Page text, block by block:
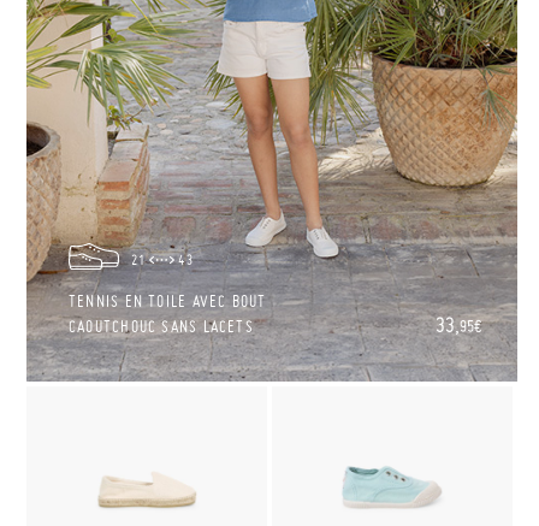
21 43
TENNIS EN TOILE AVEC BOUT
CAOUTCHOUC SANS LACETS
33,95€